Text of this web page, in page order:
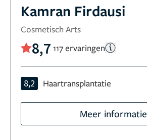
Kamran Firdausi
Cosmetisch Arts
8,7 117 ervaringen
8,2 Haartransplantatie
Meer informatie